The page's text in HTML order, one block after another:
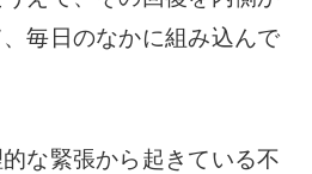
毎日のなかに組み込んで
な緊張から起きている不